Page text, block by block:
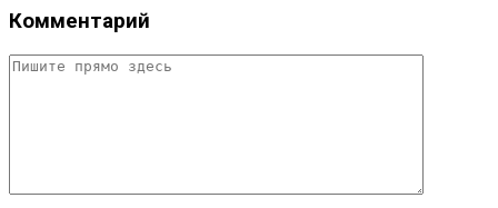
Комментарий